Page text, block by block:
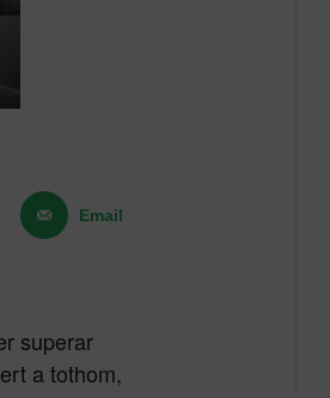
Email
superar
a tothom,